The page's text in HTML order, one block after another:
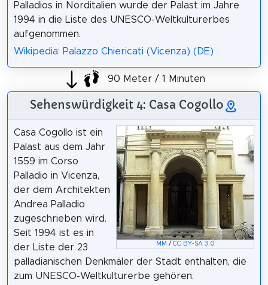
Palladios in Norditalien wurde der Palast im Jahre
1994 in die Liste des UNESCO-Weltkulturerbes
aufgenommen.
Wikipedia: Palazzo Chiericati (Vicenza) (DE)
90 Meter / 1 Minuten
Sehenswürdigkeit 4: Casa Cogollo
MM / CC BY-SA 3.0
Casa Cogollo ist ein
Palast aus dem Jahr
1559 im Corso
Palladio in Vicenza,
der dem Architekten
Andrea Palladio
zugeschrieben wird.
Seit 1994 ist es in
der Liste der 23
palladianischen Denkmäler der Stadt enthalten, die
zum UNESCO-Weltkulturerbe gehören.